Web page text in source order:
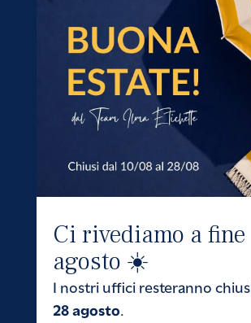
Ci rivediamo a fine
agosto ☀️
I nostri uffici resteranno
28 agosto.